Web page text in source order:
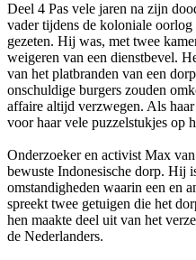
Deel 4 Pas vele jaren na zijn
vader tijdens de koloniale
gezeten. Hij was, met twee
weigeren van een dienstbevel.
van het platbranden van een
onschuldige burgers zouden
affaire altijd verzwegen. Als
voor haar vele puzzelstukjes op
Onderzoeker en activist Max
bewuste Indonesische dorp. Hij
omstandigheden waarin een en
spreekt twee getuigen die het
hen maakte deel uit van het
de Nederlanders.